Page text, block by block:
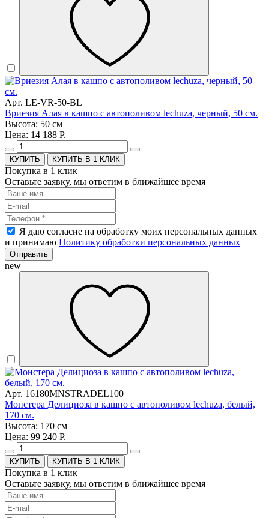
Арт. LE-VR-50-BL
Вриезия Алая в кашпо с автополивом lechuza, черный, 50 см.
Высота: 50 см
Цена: 14 188 Р.
КУПИТЬ В 1 КЛИК
Покупка в 1 клик
Оставьте заявку, мы ответим в ближайшее время
Я даю согласие на обработку моих персональных данных
и принимаю Политику обработки персональных данных
Отправить
new
Арт. 16180MNSTRADEL100
Монстера Делициоза в кашпо с автополивом lechuza, белый,
170 см.
Высота: 170 см
Цена: 99 240 Р.
КУПИТЬ В 1 КЛИК
Покупка в 1 клик
Оставьте заявку, мы ответим в ближайшее время